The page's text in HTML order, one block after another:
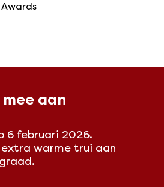
aan
6 februari 2026.
warme trui aan